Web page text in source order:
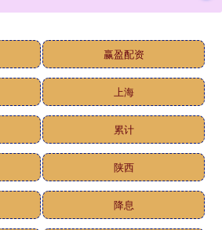
赢盈配资
上海
累计
陕西
降息